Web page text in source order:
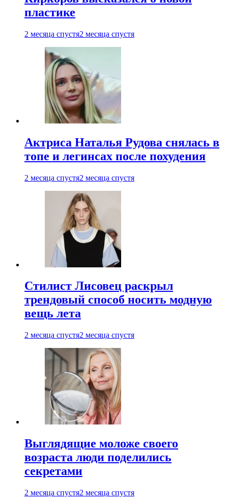
пластике
2 месяца спустя2 месяца спустя
Актриса Наталья Рудова снялась в
топе и легинсах после похудения
2 месяца спустя2 месяца спустя
Стилист Лисовец раскрыл
трендовый способ носить модную
вещь лета
2 месяца спустя2 месяца спустя
Выглядящие моложе своего
возраста люди поделились
секретами
2 месяца спустя2 месяца спустя